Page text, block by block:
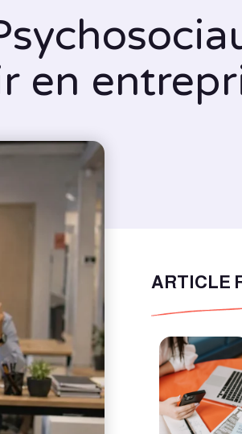
en
ARTICLE